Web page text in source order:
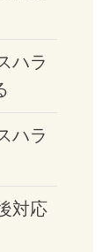
ハラ
ハラ
対応